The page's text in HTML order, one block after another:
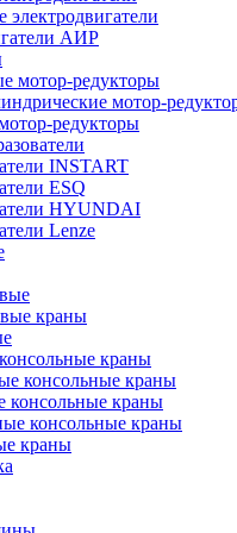
АИР
мотор-редукторы
мотор-
редукторы
INSTART
ESQ
HYUNDAI
Lenze
краны
краны
консольные краны
консольные краны
консольные краны
краны